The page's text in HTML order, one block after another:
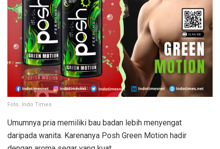
Foto: Indo Times
Umumnya pria memiliki bau badan lebih menyengat
daripada wanita. Karenanya Posh Green Motion hadir